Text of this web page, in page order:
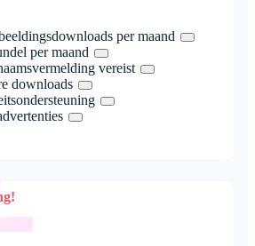
per maand
per maand
vereist
downloads